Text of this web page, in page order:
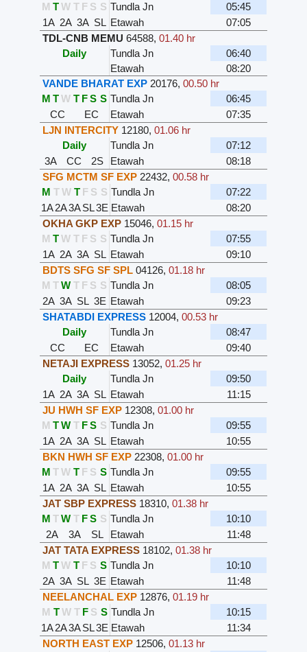
M T W T F S S Tundla Jn
05:45
1A 2A 3A SL Etawah
07:05
TDL-CNB MEMU 64588,01.40 hr
Daily
Tundla Jn
06:40
Etawah
08:20
VANDE BHARAT EXP 20176,00.50 hr
M T W T F S S Tundla Jn
06:45
CC
EC Etawah
07:35
LJN INTERCITY 12180,01.06 hr
Daily
Tundla Jn
07:12
3A
CC 2S Etawah
08:18
SFG MCTM SF EXP 22432,00.58 hr
M T W T F S S Tundla Jn
07:22
1A2A3ASL3E Etawah
08:20
OKHA GKP EXP 15046,01.15 hr
M T W T F S S Tundla Jn
07:55
1A 2A 3A SL Etawah
09:10
BDTS SFG SF SPL 04126,01.18 hr
M T W T F S S Tundla Jn
08:05
2A 3A SL 3E Etawah
09:23
SHATABDI EXPRESS 12004,00.53 hr
Daily
Tundla Jn
08:47
CC
EC Etawah
09:40
NETAJI EXPRESS 13052,01.25 hr
Daily
Tundla Jn
09:50
1A 2A 3A SL Etawah
11:15
JU HWH SF EXP 12308,01.00 hr
M T W T F S S Tundla Jn
09:55
1A 2A 3A SL Etawah
10:55
BKN HWH SF EXP 22308,01.00 hr
M T W T F S S Tundla Jn
09:55
1A 2A 3A SL Etawah
10:55
JAT SBP EXPRESS 18310,01.38 hr
M T W T F S S Tundla Jn
10:10
2A
3A SL Etawah
11:48
JAT TATA EXPRESS 18102,01.38 hr
M T W T F S S Tundla Jn
10:10
2A 3A SL 3E Etawah
11:48
NEELANCHAL EXP 12876,01.19 hr
M T W T F S S Tundla Jn
10:15
1A2A3ASL3E Etawah
11:34
NORTH EAST EXP 12506,01.13 hr